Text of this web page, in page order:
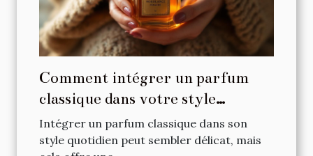
Comment intégrer un parfum
classique dans votre style
quotidien ?
Intégrer un parfum classique dans son
style quotidien peut sembler délicat, mais